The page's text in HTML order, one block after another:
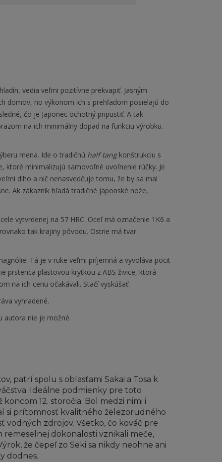
vedia veľmi pozitívne prekvapiť. Jasným
domov, no výkonom ich s prehľadom posielajú do
čo je Japonec ochotný pripustiť. A tak
na ich minimálny dopad na funkciu výrobku.
mena. Ide o tradičnú half tangkonštrukciu s
ktoré minimalizujú samovoľné uvoľnenie rúčky. Je
dlho a nič nenasvedčuje tomu, že by sa mal
Ak zákazník hľadá tradičné japonské nože,
vytvrdenej na 57 HRC. Oceľ má označenie 1K6 a
tak krajiny pôvodu. Ostrie má tvar
Tá je v ruke veľmi príjemná a vyvoláva pocit
prstenca plastovou krytkou z ABS živice, ktorá
na ich cenu očakávali. Stačí vyskúšať.
vyhradené.
autora nie je možné.
patrí spolu s oblasťami Sakai a Tosa k
Ideálne podmienky pre toto
12. storočia. Bol medzi nimi i
si prítomnosť kvalitného železorudného
vodných zdrojov. Všetko, čo kováč pre
dokonalosti vznikali meče,
že čepeľ zo Seki sa nikdy neohne ani
dodnes.